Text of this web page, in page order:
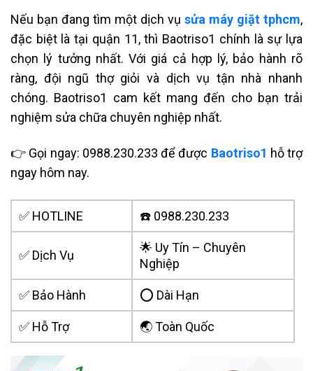
Nếu bạn đang tìm một dịch vụ sửa máy giặt tphcm,
đặc biệt là tại quận 11, thì Baotriso1 chính là sự lựa
chọn lý tưởng nhất. Với giá cả hợp lý, bảo hành rõ
ràng, đội ngũ thợ giỏi và dịch vụ tận nhà nhanh
chóng. Baotriso1 cam kết mang đến cho bạn trải
nghiệm sửa chữa chuyên nghiệp nhất.
👉 Gọi ngay: 0988.230.233 để được Baotriso1 hỗ trợ
ngay hôm nay.
✅ HOTLINE ☎️ 0988.230.233
✅ Dịch Vụ
🌟 Uy Tín – Chuyên
Nghiệp
✅ Bảo Hành ⭕ Dài Hạn
✅ Hỗ Trợ 🌏 Toàn Quốc